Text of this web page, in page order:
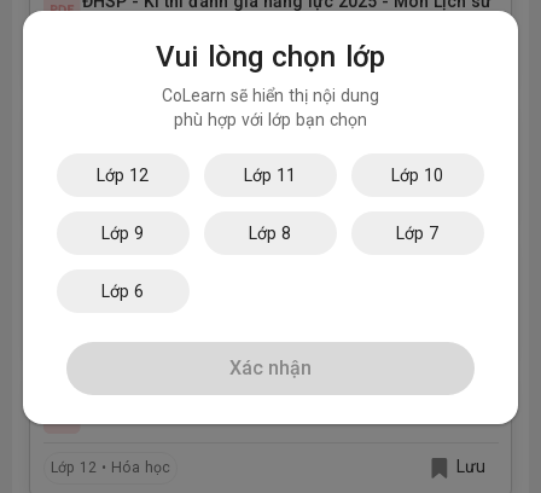
Lớp 12 • Lịch sử
ĐHSP - Kì thi đánh giá năng lực 2025 - Đáp án Môn Hóa
Lớp 12 • Hóa học Lưu
Vui lòng chọn lớp
CoLearn sẽ hiển thị nội dung
phù hợp với lớp bạn chọn
Lớp 12 Lớp 11 Lớp 10
Lớp 9 Lớp 8 Lớp 7
Lớp 6
Xác nhận